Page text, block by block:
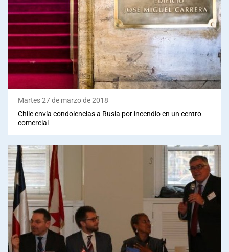
Martes 27 de marzo de 2018
Chile envía condolencias a Rusia por incendio en un centro
comercial